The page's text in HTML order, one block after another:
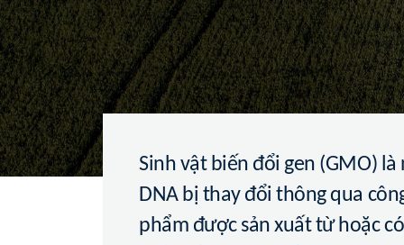
Sinh vật biến đổi gen (GMO)
DNA bị thay đổi thông qua
phẩm được sản xuất từ hoặc